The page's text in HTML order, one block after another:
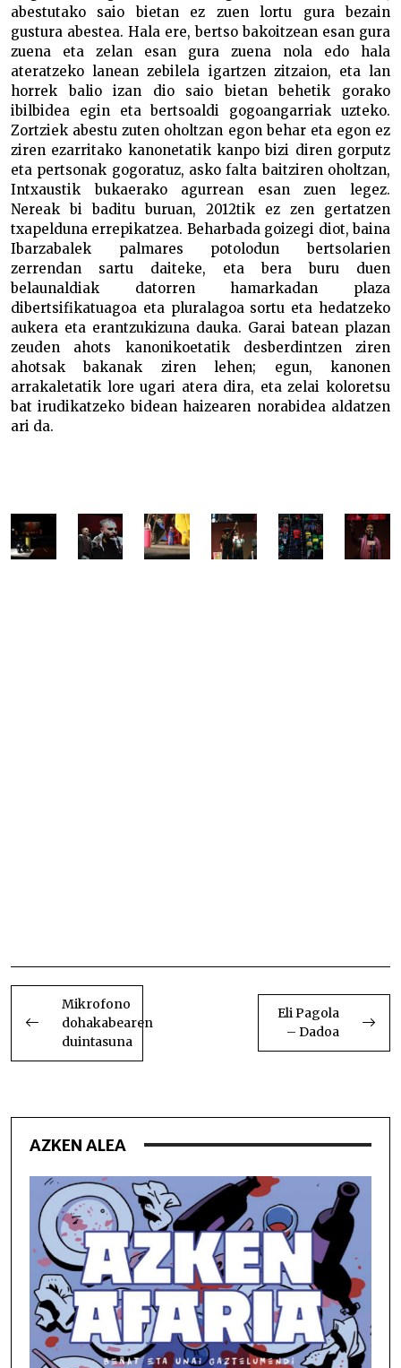
abestutako saio bietan ez zuen lortu gura bezain
gustura abestea. Hala ere, bertso bakoitzean esan gura
zuena eta zelan esan gura zuena nola edo hala
ateratzeko lanean zebilela igartzen zitzaion, eta lan
horrek balio izan dio saio bietan behetik gorako
ibilbidea egin eta bertsoaldi gogoangarriak uzteko.
Zortziek abestu zuten oholtzan egon behar eta egon ez
ziren ezarritako kanonetatik kanpo bizi diren gorputz
eta pertsonak gogoratuz, asko falta baitziren oholtzan,
Intxaustik bukaerako agurrean esan zuen legez.
Nereak bi baditu buruan, 2012tik ez zen gertatzen
txapelduna errepikatzea. Beharbada goizegi diot, baina
Ibarzabalek palmares potolodun bertsolarien
zerrendan sartu daiteke, eta bera buru duen
belaunaldiak datorren hamarkadan plaza
dibertsifikatuagoa eta pluralagoa sortu eta hedatzeko
aukera eta erantzukizuna dauka. Garai batean plazan
zeuden ahots kanonikoetatik desberdintzen ziren
ahotsak bakanak ziren lehen; egun, kanonen
arrakaletatik lore ugari atera dira, eta zelai koloretsu
bat irudikatzeko bidean haizearen norabidea aldatzen
ari da.
BIDALKETETAN
ZEHAR
NABIGATU
Mikrofono
dohakabearen
duintasuna
Eli Pagola
– Dadoa
AZKEN ALEA